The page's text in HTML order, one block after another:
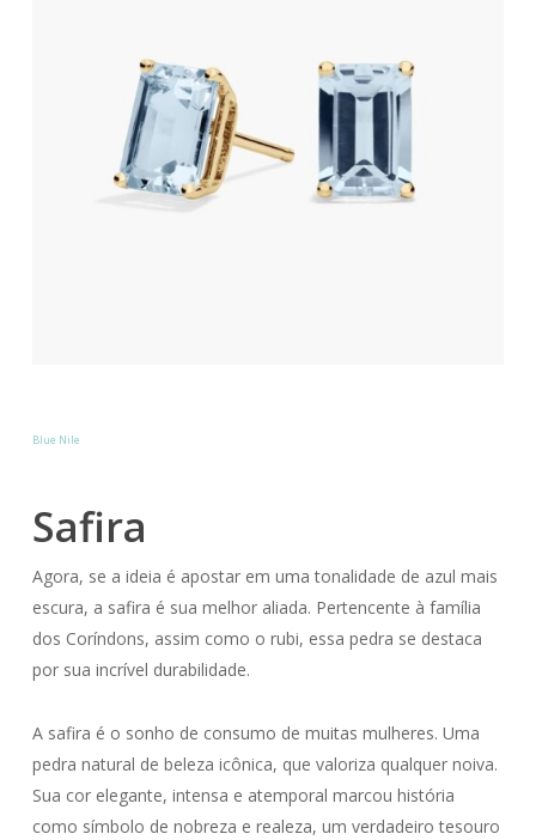
Blue Nile
Safira
Agora, se a ideia é apostar em uma tonalidade de azul mais
escura, a safira é sua melhor aliada. Pertencente à família
dos Coríndons, assim como o rubi, essa pedra se destaca
por sua incrível durabilidade.
A safira é o sonho de consumo de muitas mulheres. Uma
pedra natural de beleza icônica, que valoriza qualquer noiva.
Sua cor elegante, intensa e atemporal marcou história
como símbolo de nobreza e realeza, um verdadeiro tesouro